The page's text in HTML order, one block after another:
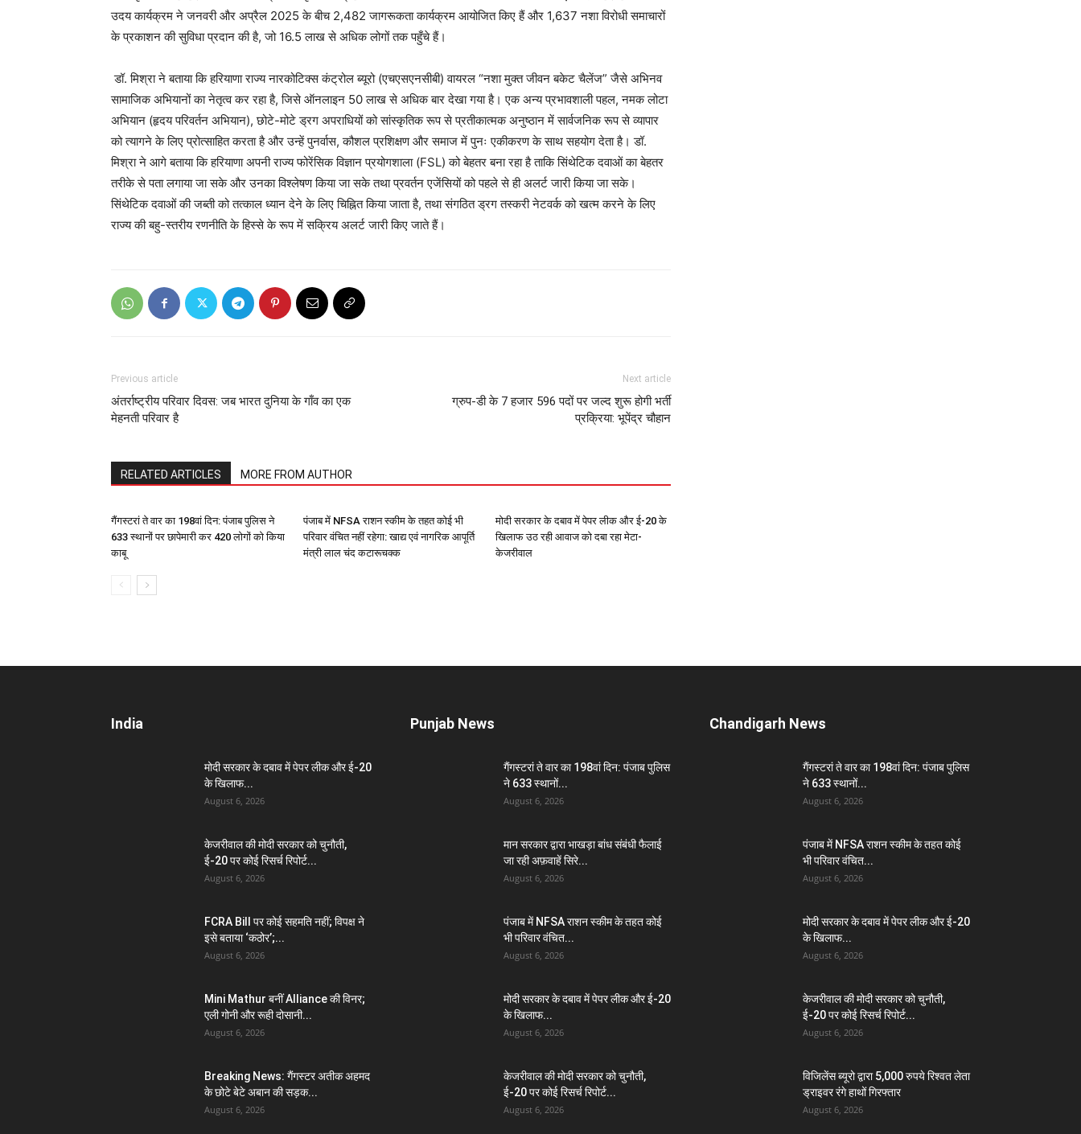
उदय कार्यक्रम ने जनवरी और अप्रैल 2025 के बीच 2,482 जागरूकता कार्यक्रम आयोजित किए हैं और 1,637 नशा विरोधी समाचारों
के प्रकाशन की सुविधा प्रदान की है, जो 16.5 लाख से अधिक लोगों तक पहुँचे हैं।
डॉ. मिश्रा ने बताया कि हरियाणा राज्य नारकोटिक्स कंट्रोल ब्यूरो (एचएसएनसीबी) वायरल “नशा मुक्त जीवन बकेट चैलेंज” जैसे अभिनव
सामाजिक अभियानों का नेतृत्व कर रहा है, जिसे ऑनलाइन 50 लाख से अधिक बार देखा गया है। एक अन्य प्रभावशाली पहल, नमक लोटा
अभियान (हृदय परिवर्तन अभियान), छोटे-मोटे ड्रग अपराधियों को सांस्कृतिक रूप से प्रतीकात्मक अनुष्ठान में सार्वजनिक रूप से व्यापार
को त्यागने के लिए प्रोत्साहित करता है और उन्हें पुनर्वास, कौशल प्रशिक्षण और समाज में पुनः एकीकरण के साथ सहयोग देता है। डॉ.
मिश्रा ने आगे बताया कि हरियाणा अपनी राज्य फोरेंसिक विज्ञान प्रयोगशाला (FSL) को बेहतर बना रहा है ताकि सिंथेटिक दवाओं का बेहतर
तरीके से पता लगाया जा सके और उनका विश्लेषण किया जा सके तथा प्रवर्तन एजेंसियों को पहले से ही अलर्ट जारी किया जा सके।
सिंथेटिक दवाओं की जब्ती को तत्काल ध्यान देने के लिए चिह्नित किया जाता है, तथा संगठित ड्रग तस्करी नेटवर्क को खत्म करने के लिए
राज्य की बहु-स्तरीय रणनीति के हिस्से के रूप में सक्रिय अलर्ट जारी किए जाते हैं।
Previous article
अंतर्राष्ट्रीय परिवार दिवस: जब भारत दुनिया के गाँव का एक
मेहनती परिवार है
Next article
ग्रुप-डी के 7 हजार 596 पदों पर जल्द शुरू होगी भर्ती
प्रक्रिया: भूपेंद्र चौहान
RELATED ARTICLES MORE FROM AUTHOR
गैंगस्टरां ते वार का 198वां दिन: पंजाब पुलिस ने
633 स्थानों पर छापेमारी कर 420 लोगों को किया
काबू
पंजाब में NFSA राशन स्कीम के तहत कोई भी
परिवार वंचित नहीं रहेगा: खाद्य एवं नागरिक आपूर्ति
मंत्री लाल चंद कटारूचक्क
मोदी सरकार के दबाव में पेपर लीक और ई-20 के
खिलाफ उठ रही आवाज को दबा रहा मेटा-
केजरीवाल
India
मोदी सरकार के दबाव में पेपर लीक और ई-20
के खिलाफ...
August 6, 2026
केजरीवाल की मोदी सरकार को चुनौती,
ई-20 पर कोई रिसर्च रिपोर्ट...
August 6, 2026
FCRA Bill पर कोई सहमति नहीं; विपक्ष ने
इसे बताया ‘कठोर’;...
August 6, 2026
Mini Mathur बनीं Alliance की विनर;
एली गोनी और रूही दोसानी...
August 6, 2026
Breaking News: गैंगस्टर अतीक अहमद
के छोटे बेटे अबान की सड़क...
August 6, 2026
Punjab News
गैंगस्टरां ते वार का 198वां दिन: पंजाब पुलिस
ने 633 स्थानों...
August 6, 2026
मान सरकार द्वारा भाखड़ा बांध संबंधी फैलाई
जा रही अफ़वाहें सिरे...
August 6, 2026
पंजाब में NFSA राशन स्कीम के तहत कोई
भी परिवार वंचित...
August 6, 2026
मोदी सरकार के दबाव में पेपर लीक और ई-20
के खिलाफ...
August 6, 2026
केजरीवाल की मोदी सरकार को चुनौती,
ई-20 पर कोई रिसर्च रिपोर्ट...
August 6, 2026
Chandigarh News
गैंगस्टरां ते वार का 198वां दिन: पंजाब पुलिस
ने 633 स्थानों...
August 6, 2026
पंजाब में NFSA राशन स्कीम के तहत कोई
भी परिवार वंचित...
August 6, 2026
मोदी सरकार के दबाव में पेपर लीक और ई-20
के खिलाफ...
August 6, 2026
केजरीवाल की मोदी सरकार को चुनौती,
ई-20 पर कोई रिसर्च रिपोर्ट...
August 6, 2026
विजिलेंस ब्यूरो द्वारा 5,000 रुपये रिश्वत लेता
ड्राइवर रंगे हाथों गिरफ्तार
August 6, 2026